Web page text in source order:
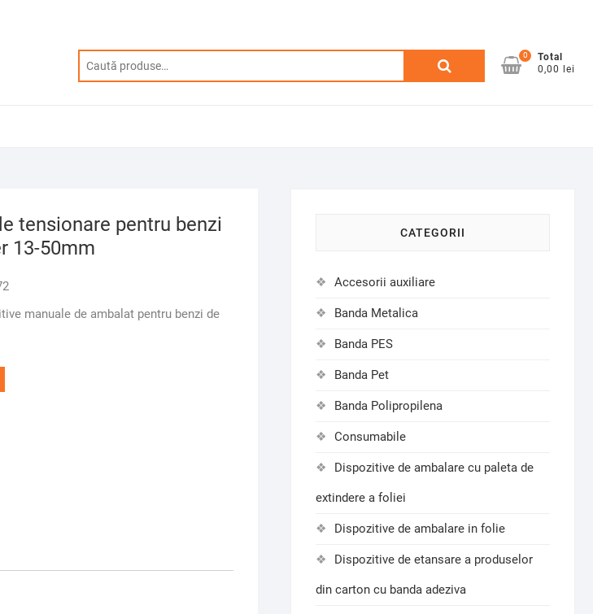
0
Total
0,00 lei
tensionare pentru benzi
13-50mm
manuale de ambalat pentru benzi de
CATEGORII
Accesorii auxiliare
Banda Metalica
Banda PES
Banda Pet
Banda Polipropilena
Consumabile
Dispozitive de ambalare cu paleta de
extindere a foliei
Dispozitive de ambalare in folie
Dispozitive de etansare a produselor
din carton cu banda adeziva